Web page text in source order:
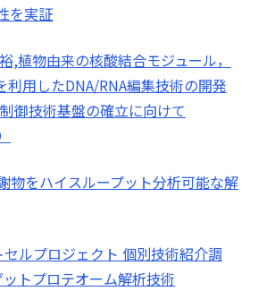
を実証
,植物由来の核酸結合モジュール，
利用したDNA/RNA編集技術の開発
御技術基盤の確立に向けて
物をハイスループット分析可能な解
ルプロジェクト 個別技術紹介調
トプロテオーム解析技術